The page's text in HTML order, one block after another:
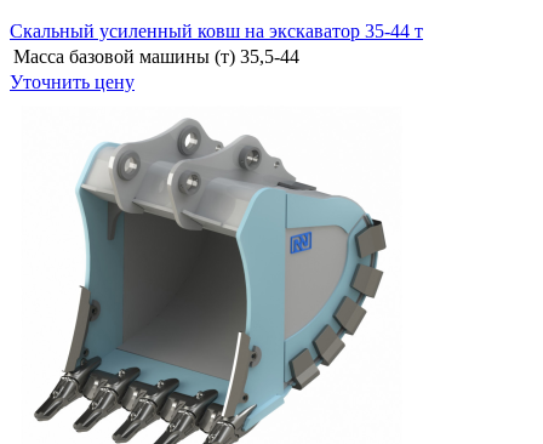
Скальный усиленный ковш на экскаватор 35-44 т
Масса базовой машины (т) 35,5-44
Уточнить цену